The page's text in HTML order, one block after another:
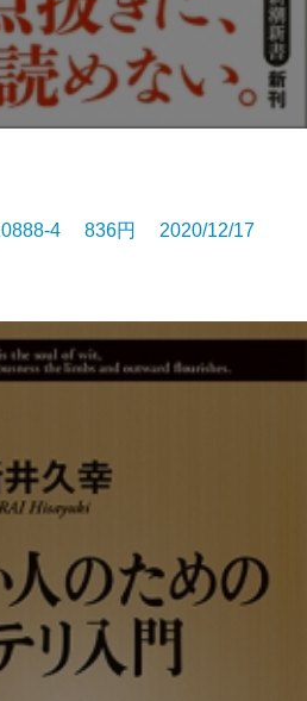
4 836円 2020/12/17